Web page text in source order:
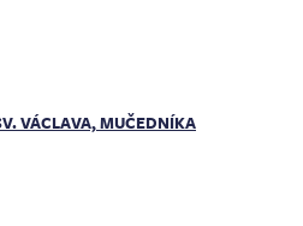
VÁCLAVA, MUČEDNÍKA